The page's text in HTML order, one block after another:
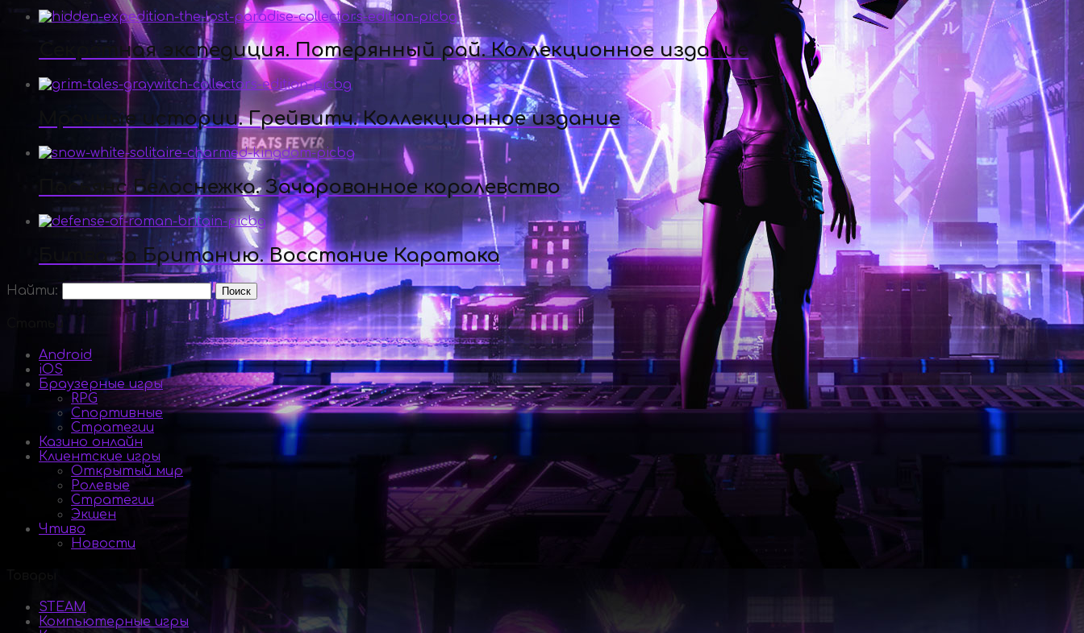
Секретная экспедиция. Потерянный рай. Коллекционное издание
Мрачные истории. Грейвитч. Коллекционное издание
Пасьянс Белоснежка. Зачарованное королевство
Битва за Британию. Восстание Каратака
Найти:
Статьи
Android
iOS
Браузерные игры
RPG
Спортивные
Стратегии
Казино онлайн
Клиентские игры
Открытый мир
Ролевые
Стратегии
Экшен
Чтиво
Новости
STEAM
Компьютерные игры